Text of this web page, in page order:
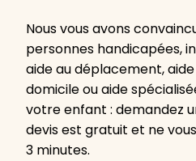
Nous vous avons
personnes handicapées,
aide au déplacement,
domicile ou aide
votre enfant : demandez
devis est gratuit et ne
3 minutes.